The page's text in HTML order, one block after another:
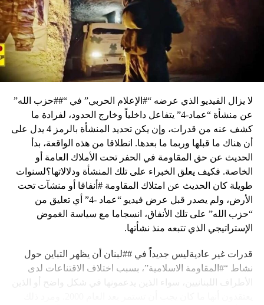
لا يزال الفيديو الذي عرضه “#الإعلام الحربي” في “##حزب الله”
عن منشأة “عماد-4” يتفاعل داخلياً وخارج الحدود، لفرادة ما
كشف عنه من قدرات، وإن يكن تحديد المنشأة بالرمز 4 يدل على
أن هناك ما قبلها وربما ما بعدها. انطلاقا من هذه الواقعة، بدأ
الحديث عن حق المقاومة في الحفر تحت الأملاك العامة أو
الخاصة. فكيف يعلق الخبراء على تلك المنشأة ودلالاتها؟لسنوات
طويلة كان الحديث عن امتلاك المقاومة #أنفاقا أو منشآت تحت
الأرض، ولم يصدر قبل عرض فيديو “عماد -4” أي تعليق من
“حزب الله” على تلك الأنفاق، انسجاما مع سياسة الغموض
الإستراتيجي الذي تتبعه منذ نشأتها.
قدرات غير عاديةليس جديداً في ##لبنان أن يظهر التباين حول
نشاط “#المقاومة الاسلامية”، بسبب اختلاف الاقتناعات لدى
الأطراف اللبنانيين، سواء الذين يدعمونها في شكل واضح أو الذين